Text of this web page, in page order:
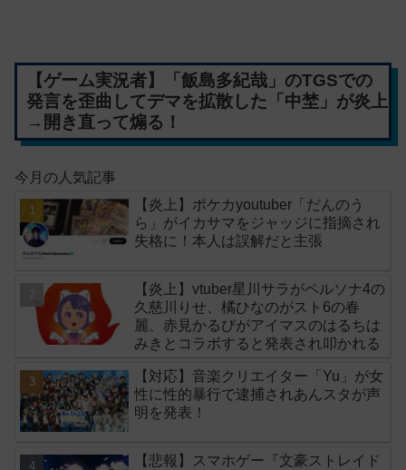
【ゲーム実況者】「飯島多紀哉」のTGSでの
発言を歪曲してデマを拡散した「中埜」が炎上
→開き直って煽る！
今月の人気記事
【炎上】ポケカyoutuber「だんのう
ら」がイカサマをジャッジに指摘され
失格に！本人は誤解だと主張
【炎上】vtuber星川サラがペルソナ4の
久慈川りせ、橘ひなのがスト6の春
麗、赤見かるびがアイマスのはるちは
みきとコラボすると発表され叩かれる
【対応】音楽クリエイター「Yu」が女
性に性的暴行で逮捕されあんスタが声
明を発表！
【悲報】スマホゲー『文豪ストレイド